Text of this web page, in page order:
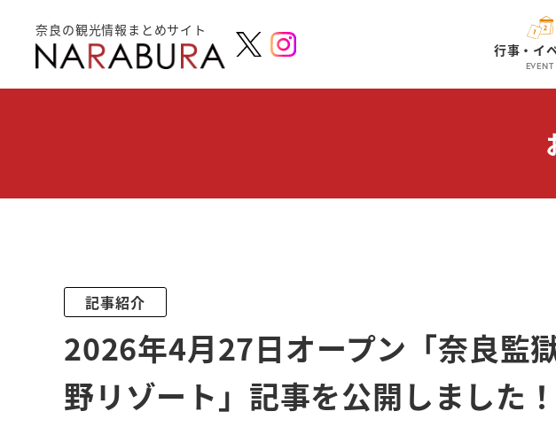
奈良の観光情報まとめサイト
行事・イ
EVENT
記事紹介
2026年4月27日オープン「奈良監
野リゾート」記事を公開しました！